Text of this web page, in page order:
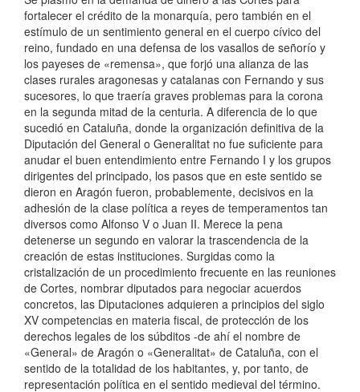
fortalecer el crédito de la monarquía, pero también en el
estímulo de un sentimiento general en el cuerpo cívico del
reino, fundado en una defensa de los vasallos de señorío y
los payeses de «remensa», que forjó una alianza de las
clases rurales aragonesas y catalanas con Fernando y sus
sucesores, lo que traería graves problemas para la corona
en la segunda mitad de la centuria. A diferencia de lo que
sucedió en Cataluña, donde la organización definitiva de la
Diputación del General o Generalitat no fue suficiente para
anudar el buen entendimiento entre Fernando I y los grupos
dirigentes del principado, los pasos que en este sentido se
dieron en Aragón fueron, probablemente, decisivos en la
adhesión de la clase política a reyes de temperamentos tan
diversos como Alfonso V o Juan II. Merece la pena
detenerse un segundo en valorar la trascendencia de la
creación de estas instituciones. Surgidas como la
cristalización de un procedimiento frecuente en las reuniones
de Cortes, nombrar diputados para negociar acuerdos
concretos, las Diputaciones adquieren a principios del siglo
XV competencias en materia fiscal, de protección de los
derechos legales de los súbditos -de ahí el nombre de
«General» de Aragón o «Generalitat» de Cataluña, con el
sentido de la totalidad de los habitantes, y, por tanto, de
representación política en el sentido medieval del término.